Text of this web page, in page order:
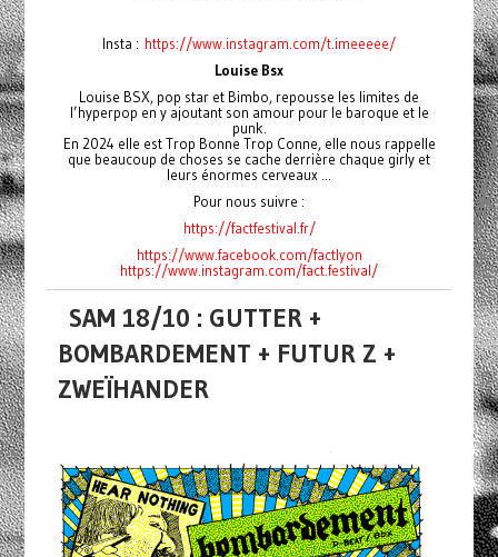
Insta : https://www.instagram.com/t.imeeeee/
Louise Bsx
Louise BSX, pop star et Bimbo, repousse les limites de
l’hyperpop en y ajoutant son amour pour le baroque et le
punk.
En 2024 elle est Trop Bonne Trop Conne, elle nous rappelle
que beaucoup de choses se cache derrière chaque girly et
leurs énormes cerveaux ...
Pour nous suivre :
https://factfestival.fr/
https://www.facebook.com/factlyon
https://www.instagram.com/fact.festival/
SAM 18/10 : GUTTER +
BOMBARDEMENT + FUTUR Z +
ZWEÏHANDER